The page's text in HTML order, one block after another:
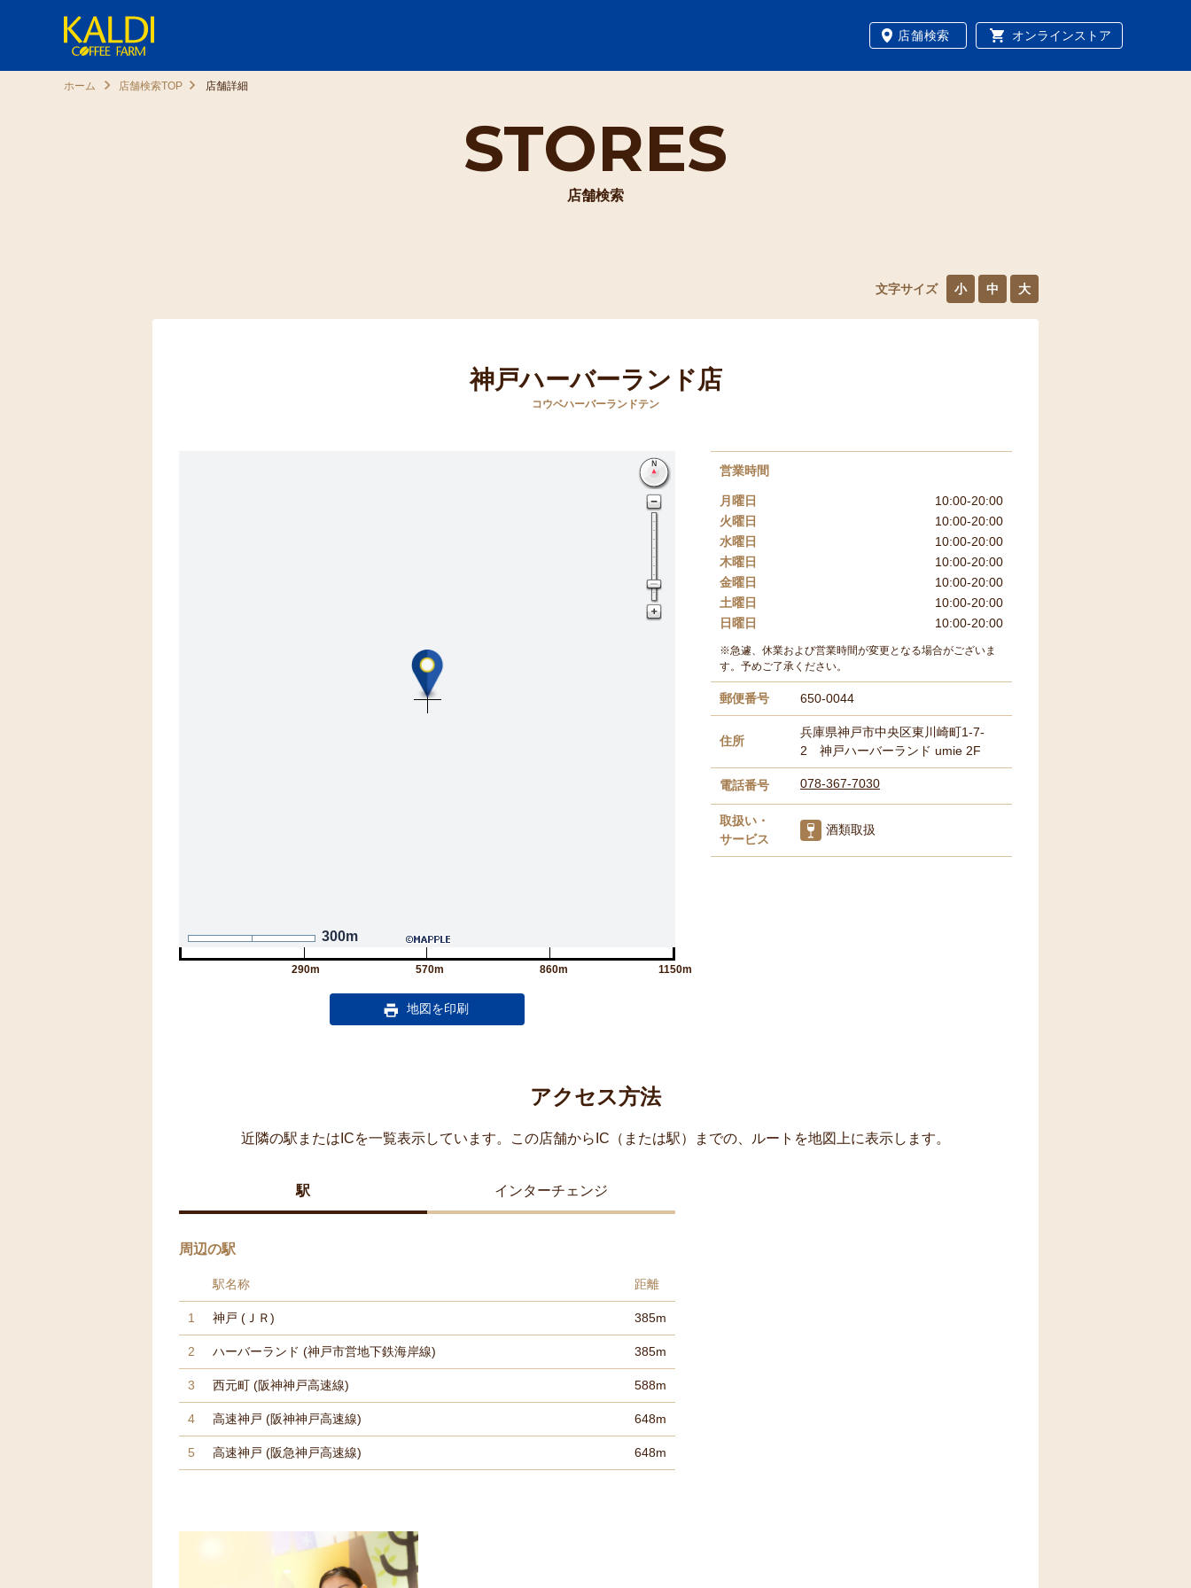
店舗検索 オンラインストア
STORES
店舗検索
ホーム 店舗検索TOP 店舗詳細
文字サイズ 小 中 大
神戸ハーバーランド店
コウベハーバーランドテン
300m
290m 570m 860m 1150m
営業時間
月曜日
10:00-20:00
火曜日
10:00-20:00
水曜日
10:00-20:00
木曜日
10:00-20:00
金曜日
10:00-20:00
土曜日
10:00-20:00
日曜日
10:00-20:00
※急遽、休業および営業時間が変更となる場合がございま
す。予めご了承ください。
郵便番号 650-0044
住所
兵庫県神戸市中央区東川崎町1-7-
2 神戸ハーバーランド umie 2F
電話番号 078-367-7030
取扱い・
サービス
酒類取扱
アクセス方法
近隣の駅またはICを一覧表示しています。この店舗からIC（または駅）までの、ルートを地図上に表示します。
駅 インターチェンジ
周辺の駅
駅名称 距離
1 神戸 (ＪＲ) 385m
2 ハーバーランド (神戸市営地下鉄海岸線) 385m
3 西元町 (阪神神戸高速線) 588m
4 高速神戸 (阪神神戸高速線) 648m
5 高速神戸 (阪急神戸高速線) 648m